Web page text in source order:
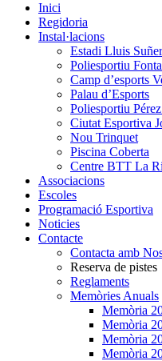
Inici
Regidoria
Instal·lacions
Estadi Lluis
Poliesportiu
Camp d’esports
Palau d’Esports
Poliesportiu
Ciutat Esportiva
Nou Trinquet
Piscina Coberta
Centre BTT La
Associacions
Escoles
Programació Esportiva
Noticies
Contacte
Contacta amb
Reserva de pistes
Reglaments
Memòries Anuals
Memòria
Memòria
Memòria
Memòria